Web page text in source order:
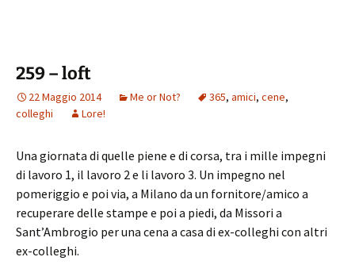
259 – loft
22 Maggio 2014 Me or Not? 365, amici, cene,
colleghi
Lore!
Una giornata di quelle piene e di corsa, tra i mille impegni
di lavoro 1, il lavoro 2 e li lavoro 3. Un impegno nel
pomeriggio e poi via, a Milano da un fornitore/amico a
recuperare delle stampe e poi a piedi, da Missori a
Sant’Ambrogio per una cena a casa di ex-colleghi con altri
ex-colleghi.